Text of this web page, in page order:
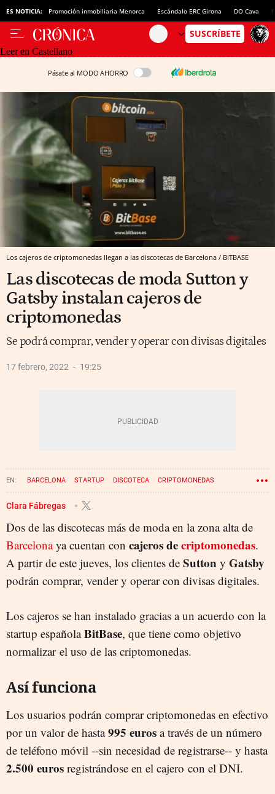
ES NOTICIA: Promoción inmobiliaria Menorca Escándalo ERC Girona DO Cava
Leer en Castellano
Pásate al MODO AHORRO
Los cajeros de criptomonedas llegan a las discotecas de Barcelona / BITBASE
Las discotecas de moda Sutton y
Gatsby instalan cajeros de
criptomonedas
Se podrá comprar, vender y operar con divisas digitales
17 febrero, 2022 19:25
BARCELONA STARTUP DISCOTECA CRIPTOMONEDAS
Clara Fábregas
Dos de las discotecas más de moda en la zona alta de
Barcelonaya cuentan con cajeros decriptomonedas.
A partir de este jueves, los clientes de Sutton y Gatsby
podrán comprar, vender y operar con divisas digitales.
Los cajeros se han instalado gracias a un acuerdo con la
startup españolaBitBase, que tiene como objetivo
normalizar el uso de las criptomonedas.
Así funciona
Los usuarios podrán comprar criptomonedas en efectivo
por un valor de hasta995 euros a través de un número
de teléfono móvil --sin necesidad de registrarse-- y hasta
2.500 euros registrándose en el cajero con el DNI.